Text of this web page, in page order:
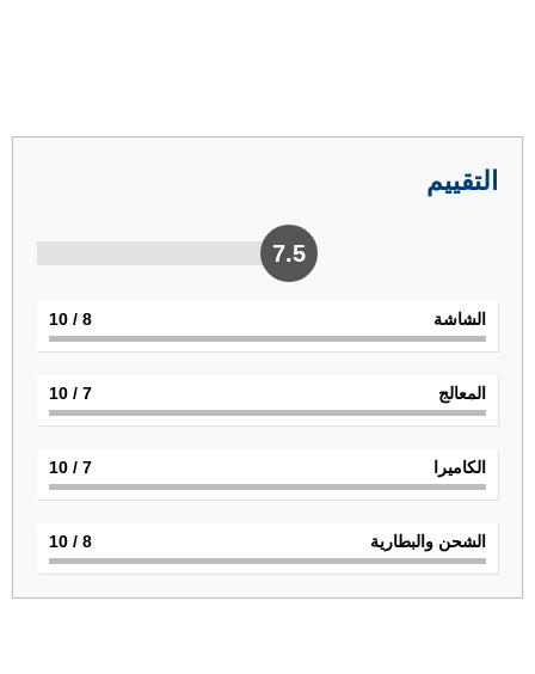
التقييم
7.5
الشاشة 8
/ 10
المعالج 7
/ 10
الكاميرا 7
/ 10
الشحن والبطارية 8
/ 10